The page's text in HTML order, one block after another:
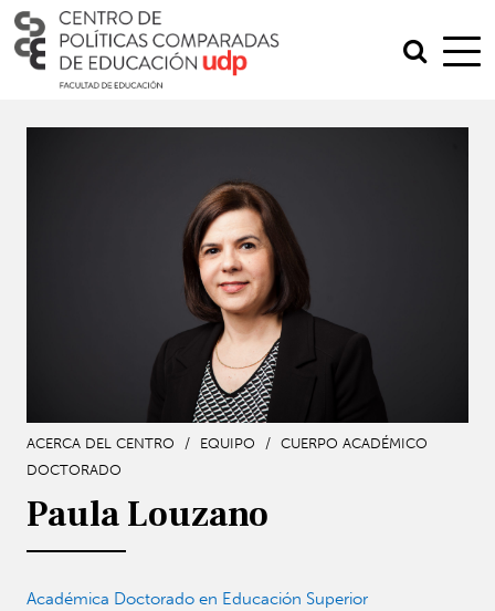
ACERCA DEL CENTRO / EQUIPO /
CUERPO ACADÉMICO
DOCTORADO
Paula Louzano
Académica Doctorado en Educación Superior